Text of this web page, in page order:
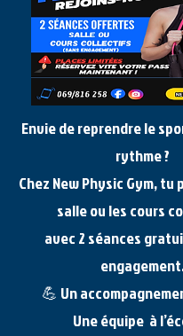
Envie de reprendre le
rythme ?
Chez New Physic Gym,
salle ou les cours
avec 2 séances
💪 Un
Une équipe à